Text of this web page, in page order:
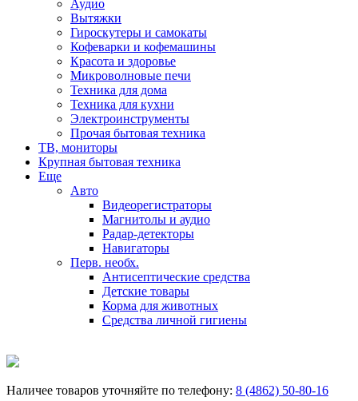
Аудио
Вытяжки
Гироскутеры и самокаты
Кофеварки и кофемашины
Красота и здоровье
Микроволновые печи
Техника для дома
Техника для кухни
Электроинструменты
Прочая бытовая техника
ТВ, мониторы
Крупная бытовая техника
Еще
Авто
Видеорегистраторы
Магнитолы и аудио
Радар-детекторы
Навигаторы
Перв. необх.
Антисептические средства
Детские товары
Корма для животных
Средства личной гигиены
Наличее товаров уточняйте по телефону: 8 (4862) 50-80-16